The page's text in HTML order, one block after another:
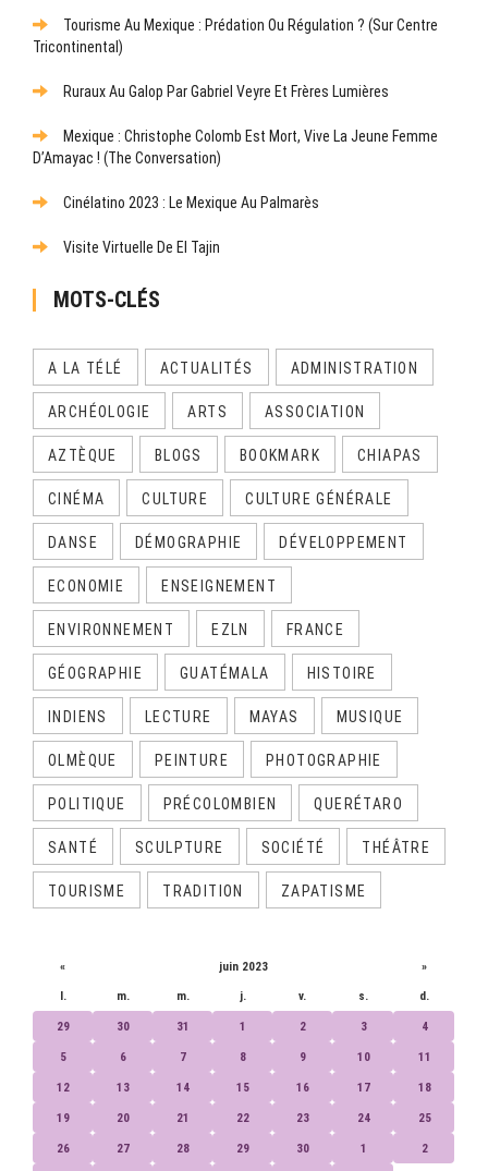
Tourisme Au Mexique : Prédation Ou Régulation ? (Sur Centre
Tricontinental)
Ruraux Au Galop Par Gabriel Veyre Et Frères Lumières
Mexique : Christophe Colomb Est Mort, Vive La Jeune Femme
D’Amayac ! (The Conversation)
Cinélatino 2023 : Le Mexique Au Palmarès
Visite Virtuelle De El Tajin
MOTS-CLÉS
A LA TÉLÉ ACTUALITÉS ADMINISTRATION
ARCHÉOLOGIE ARTS ASSOCIATION
AZTÈQUE BLOGS BOOKMARK CHIAPAS
CINÉMA CULTURE CULTURE GÉNÉRALE
DANSE DÉMOGRAPHIE DÉVELOPPEMENT
ECONOMIE ENSEIGNEMENT
ENVIRONNEMENT EZLN FRANCE
GÉOGRAPHIE GUATÉMALA HISTOIRE
INDIENS LECTURE MAYAS MUSIQUE
OLMÈQUE PEINTURE PHOTOGRAPHIE
POLITIQUE PRÉCOLOMBIEN QUERÉTARO
SANTÉ SCULPTURE SOCIÉTÉ THÉÂTRE
TOURISME TRADITION ZAPATISME
« juin 2023 »
l. m. m. j. v. s. d.
29 30 31 1 2 3 4
5 6 7 8 9 10 11
12 13 14 15 16 17 18
19 20 21 22 23 24 25
26 27 28 29 30 1 2